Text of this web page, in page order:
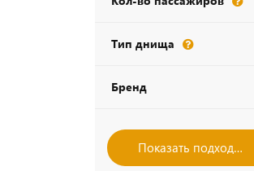
Тип днища
Бренд